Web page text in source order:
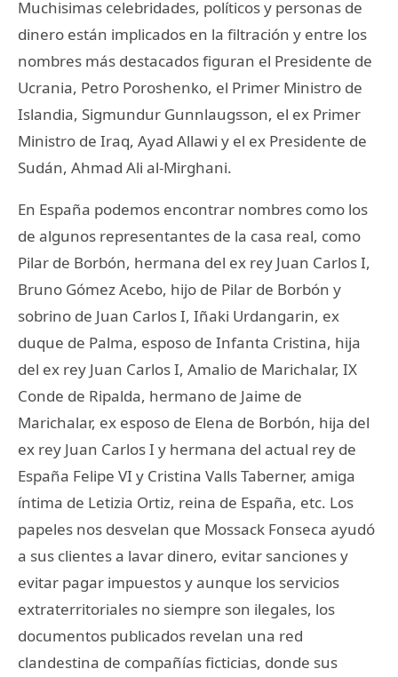
Muchisimas celebridades, políticos y personas de
dinero están implicados en la filtración y entre los
nombres más destacados figuran el Presidente de
Ucrania, Petro Poroshenko, el Primer Ministro de
Islandia, Sigmundur Gunnlaugsson, el ex Primer
Ministro de Iraq, Ayad Allawi y el ex Presidente de
Sudán, Ahmad Ali al-Mirghani.
En España podemos encontrar nombres como los
de algunos representantes de la casa real, como
Pilar de Borbón, hermana del ex rey Juan Carlos I,
Bruno Gómez Acebo, hijo de Pilar de Borbón y
sobrino de Juan Carlos I, Iñaki Urdangarin, ex
duque de Palma, esposo de Infanta Cristina, hija
del ex rey Juan Carlos I, Amalio de Marichalar, IX
Conde de Ripalda, hermano de Jaime de
Marichalar, ex esposo de Elena de Borbón, hija del
ex rey Juan Carlos I y hermana del actual rey de
España Felipe VI y Cristina Valls Taberner, amiga
íntima de Letizia Ortiz, reina de España, etc. Los
papeles nos desvelan que Mossack Fonseca ayudó
a sus clientes a lavar dinero, evitar sanciones y
evitar pagar impuestos y aunque los servicios
extraterritoriales no siempre son ilegales, los
documentos publicados revelan una red
clandestina de compañías ficticias, donde sus